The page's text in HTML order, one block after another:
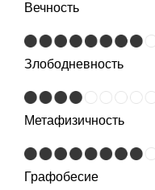
Вечность
Злободневность
Метафизичность
Графобесие